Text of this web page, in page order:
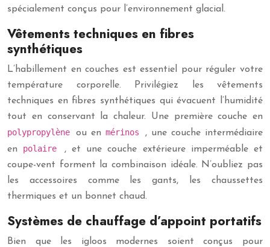
spécialement conçus pour l’environnement glacial.
Vêtements techniques en fibres
synthétiques
L’habillement en couches est essentiel pour réguler votre
température corporelle. Privilégiez les vêtements
techniques en fibres synthétiques qui évacuent l’humidité
tout en conservant la chaleur. Une première couche en
polypropylène ou en mérinos , une couche intermédiaire
en polaire , et une couche extérieure imperméable et
coupe-vent forment la combinaison idéale. N’oubliez pas
les accessoires comme les gants, les chaussettes
thermiques et un bonnet chaud.
Systèmes de chauffage d’appoint portatifs
Bien que les igloos modernes soient conçus pour